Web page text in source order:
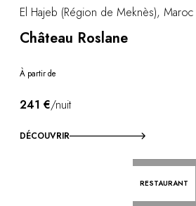
El Hajeb (Région de Meknès), Maroc
Château Roslane
À partir de
241 €/nuit
DÉCOUVRIR
RESTAURANT